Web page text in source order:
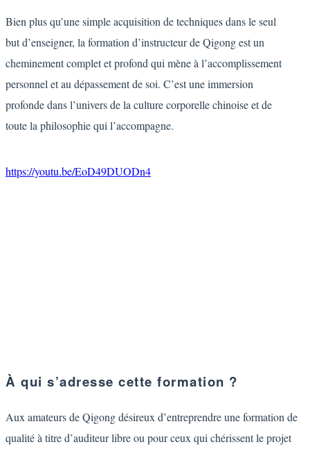
Bien plus qu’une simple acquisition de techniques dans le seul
but d’enseigner, la formation d’instructeur de Qigong est un
cheminement complet et profond qui mène à l’accomplissement
personnel et au dépassement de soi. C’est une immersion
profonde dans l’univers de la culture corporelle chinoise et de
toute la philosophie qui l’accompagne.
https://youtu.be/EoD49DUODn4
À qui s’adresse cette formation ?
Aux amateurs de Qigong désireux d’entreprendre une formation de
qualité à titre d’auditeur libre ou pour ceux qui chérissent le projet